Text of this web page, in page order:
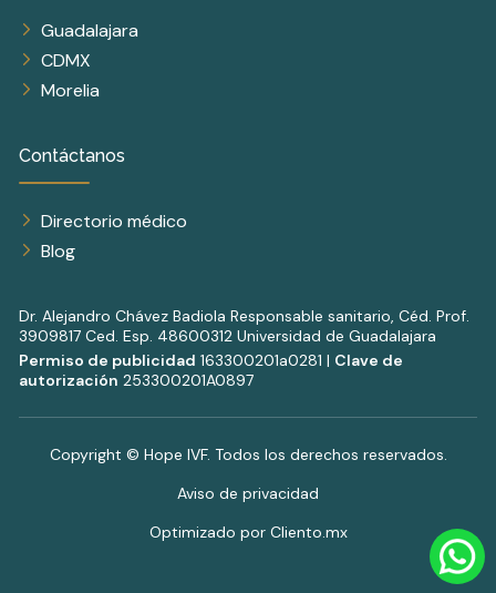
Guadalajara
CDMX
Morelia
Contáctanos
Directorio médico
Blog
Dr. Alejandro Chávez Badiola Responsable sanitario, Céd. Prof.
3909817 Ced. Esp. 48600312 Universidad de Guadalajara
Permiso de publicidad 163300201a0281 | Clave de
autorización 253300201A0897
Copyright © Hope IVF. Todos los derechos reservados.
Aviso de privacidad
Optimizado por Cliento.mx